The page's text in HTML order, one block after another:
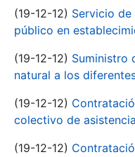
(19-12-12) Servicio
público en
(19-12-12) Suministro
natural a los
(19-12-12)
colectivo de
(19-12-12)